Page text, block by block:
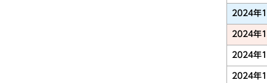
2024年
2024年
2024年
2024年